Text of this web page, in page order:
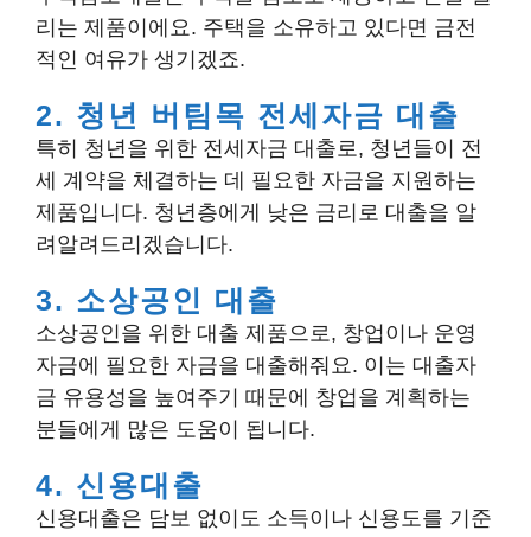
리는 제품이에요. 주택을 소유하고 있다면 금전
적인 여유가 생기겠죠.
2. 청년 버팀목 전세자금 대출
특히 청년을 위한 전세자금 대출로, 청년들이 전
세 계약을 체결하는 데 필요한 자금을 지원하는
제품입니다. 청년층에게 낮은 금리로 대출을 알
려알려드리겠습니다.
3. 소상공인 대출
소상공인을 위한 대출 제품으로, 창업이나 운영
자금에 필요한 자금을 대출해줘요. 이는 대출자
금 유용성을 높여주기 때문에 창업을 계획하는
분들에게 많은 도움이 됩니다.
4. 신용대출
신용대출은 담보 없이도 소득이나 신용도를 기준